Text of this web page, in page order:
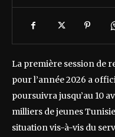
La première session de
pour l’année 2026 a
poursuivra jusqu’au 10
milliers de jeunes
situation vis-à-vis du